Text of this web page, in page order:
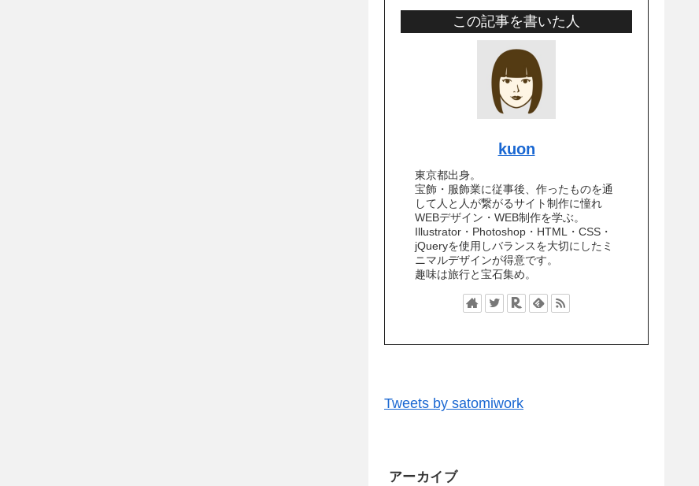
この記事を書いた人
kuon
東京都出身。
宝飾・服飾業に従事後、作ったものを通
して人と人が繋がるサイト制作に憧れ
WEBデザイン・WEB制作を学ぶ。
Illustrator・Photoshop・HTML・CSS・
jQueryを使用しバランスを大切にしたミ
ニマルデザインが得意です。
趣味は旅行と宝石集め。
Tweets by satomiwork
アーカイブ